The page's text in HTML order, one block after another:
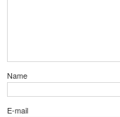
Name
E-mail